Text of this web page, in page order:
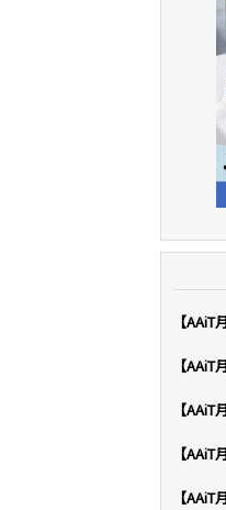
【
【
【
【
【